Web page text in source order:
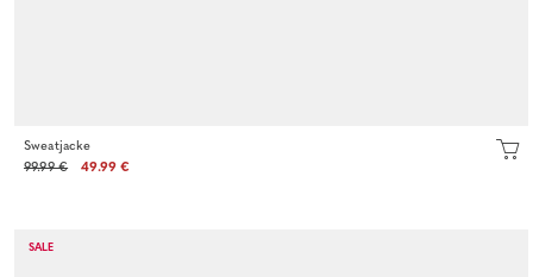
Sweatjacke
99.99 €
49.99 €
SALE